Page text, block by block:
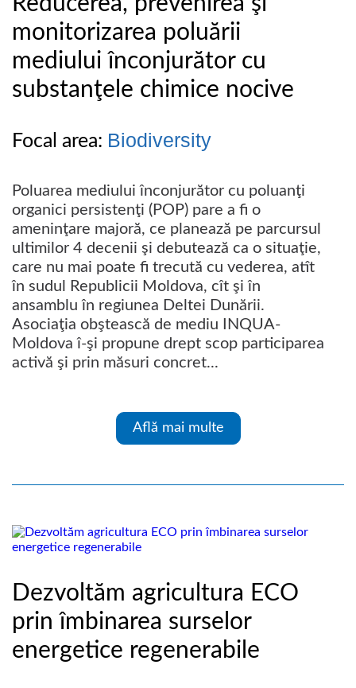
monitorizarea poluării
mediului înconjurător cu
substanţele chimice nocive
Focal area: Biodiversity
Poluarea mediului înconjurător cu poluanţi
organici persistenţi (POP) pare a fi o
ameninţare majoră, ce planează pe parcursul
ultimilor 4 decenii şi debutează ca o situaţie,
care nu mai poate fi trecută cu vederea, atît
în sudul Republicii Moldova, cît şi în
ansamblu în regiunea Deltei Dunării.
Asociaţia obştească de mediu INQUA-
Moldova î-şi propune drept scop participarea
activă şi prin măsuri concret...
Află mai multe
Dezvoltăm agricultura ECO
prin îmbinarea surselor
energetice regenerabile